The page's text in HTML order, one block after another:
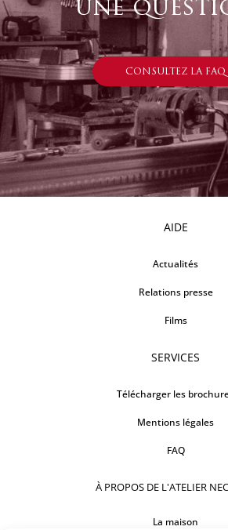
une
CONSULTEZ LA FAQ
AIDE
Actualités
Relations presse
Films
SERVICES
Télécharger les
Mentions légales
FAQ
À PROPOS DE L'ATELIER
La maison